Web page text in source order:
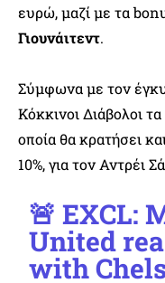
ευρώ, μαζί με τα
Γιουνάιτεντ.
Σύμφωνα με τον
Κόκκινοι Διάβολοι
οποία θα κρατήσει
10%, για τον Αντρέι
🚨 EXCL:
United
with